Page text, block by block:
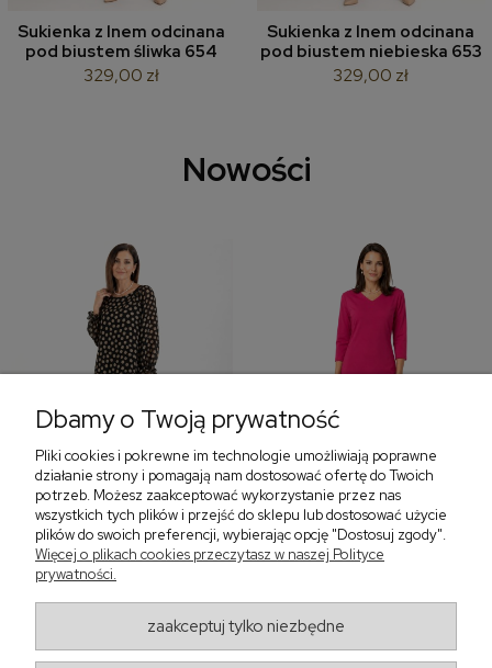
Sukienka z lnem odcinana
pod biustem śliwka 654
329,00 zł
Sukienka z lnem odcinana
pod biustem niebieska 653
329,00 zł
Nowości
Sukienka z falbaną i
bufiastym rękawem w
405,30 zł
Sukienka z dekoltem w
299,00 zł
‹
Dbamy o Twoją prywatność
Pliki cookies i pokrewne im technologie umożliwiają poprawne
działanie strony i pomagają nam dostosować ofertę do Twoich
potrzeb. Możesz zaakceptować wykorzystanie przez nas
wszystkich tych plików i przejść do sklepu lub dostosować użycie
plików do swoich preferencji, wybierając opcję "Dostosuj zgody".
Więcej o plikach cookies przeczytasz w naszej Polityce
prywatności.
zaakceptuj tylko niezbędne